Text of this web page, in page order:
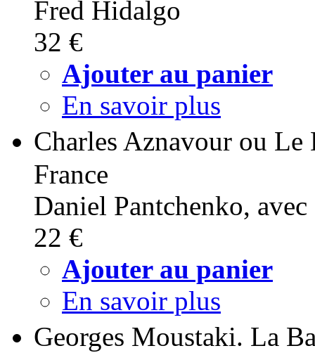
Fred Hidalgo
32 €
Ajouter au panier
En savoir plus
Charles Aznavour ou
France
Daniel Pantchenko,
22 €
Ajouter au panier
En savoir plus
Georges Moustaki. La